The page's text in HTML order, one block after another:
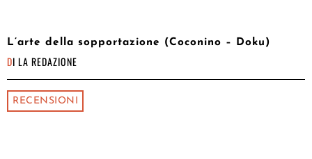
L’arte della sopportazione (Coconino – Doku)
DI LA REDAZIONE
RECENSIONI